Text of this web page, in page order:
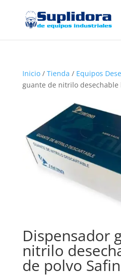
Inicio/ Tienda / Equipos
guante de nitrilo desechable
Dispensador
nitrilo
de polvo